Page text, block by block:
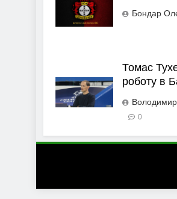
Бондар
Томас
роботу в
Володимир
0